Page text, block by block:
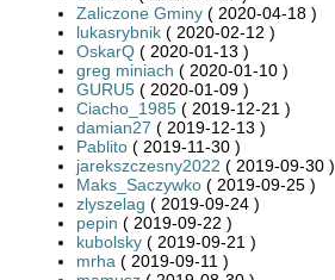
Zaliczone Gminy ( 2020-04-18 )
lukasrybnik ( 2020-02-12 )
OskarQ ( 2020-01-13 )
greg miniach ( 2020-01-10 )
GURU5 ( 2020-01-09 )
Ciacho_1985 ( 2019-12-21 )
damian27 ( 2019-12-13 )
Pablito ( 2019-11-30 )
jarekszczesny2022 ( 2019-09-30 )
Maks_Saczywko ( 2019-09-25 )
zlyszelag ( 2019-09-24 )
pepin ( 2019-09-22 )
kubolsky ( 2019-09-21 )
mrha ( 2019-09-11 )